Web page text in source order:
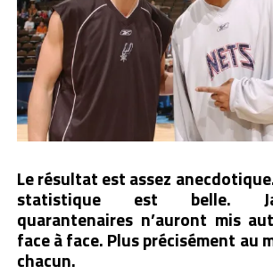
Le résultat est assez
statistique est belle.
quarantenaires n’auront mis
face à face. Plus précisément au
chacun.